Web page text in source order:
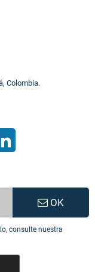
Colombia.
OK
consulte nuestra